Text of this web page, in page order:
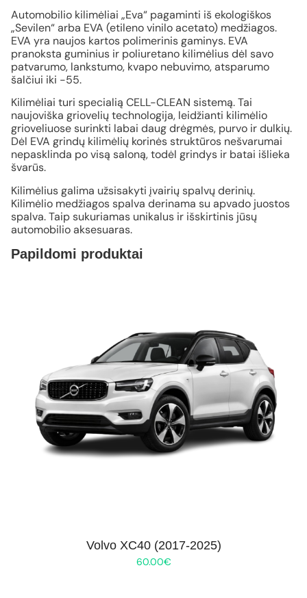
Automobilio kilimėliai „Eva“ pagaminti iš ekologiškos
„Sevilen“ arba EVA (etileno vinilo acetato) medžiagos.
EVA yra naujos kartos polimerinis gaminys. EVA
pranoksta guminius ir poliuretano kilimėlius dėl savo
patvarumo, lankstumo, kvapo nebuvimo, atsparumo
šalčiui iki -55.
Kilimėliai turi specialią CELL-CLEAN sistemą. Tai
naujoviška griovelių technologija, leidžianti kilimėlio
grioveliuose surinkti labai daug drėgmės, purvo ir dulkių.
Dėl EVA grindų kilimėlių korinės struktūros nešvarumai
nepasklinda po visą saloną, todėl grindys ir batai išlieka
švarūs.
Kilimėlius galima užsisakyti įvairių spalvų derinių.
Kilimėlio medžiagos spalva derinama su apvado juostos
spalva. Taip sukuriamas unikalus ir išskirtinis jūsų
automobilio aksesuaras.
Papildomi produktai
Volvo XC40 (2017-2025)
60.00€